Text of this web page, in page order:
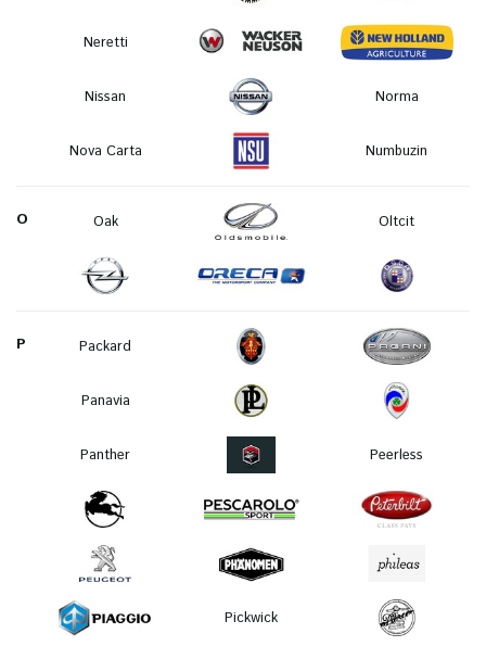
Neretti
Nissan Norma
Nova Carta Numbuzin
O Oak Oltcit
P Packard
Panavia
Panther Peerless
Pickwick